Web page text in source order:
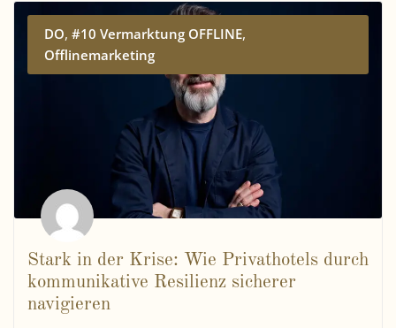
DO,#10 Vermarktung OFFLINE,
Offlinemarketing
Stark in der Krise: Wie Privathotels durch
kommunikative Resilienz sicherer
navigieren